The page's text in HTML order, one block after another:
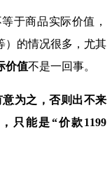
于商品实际价值，
）的情况很多，尤其
价值不是一回事。
意为之，否则出不来
只能是“价款1199